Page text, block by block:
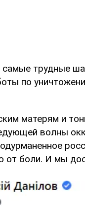
самые трудные
по
матерям и
волны
от боли. И мы